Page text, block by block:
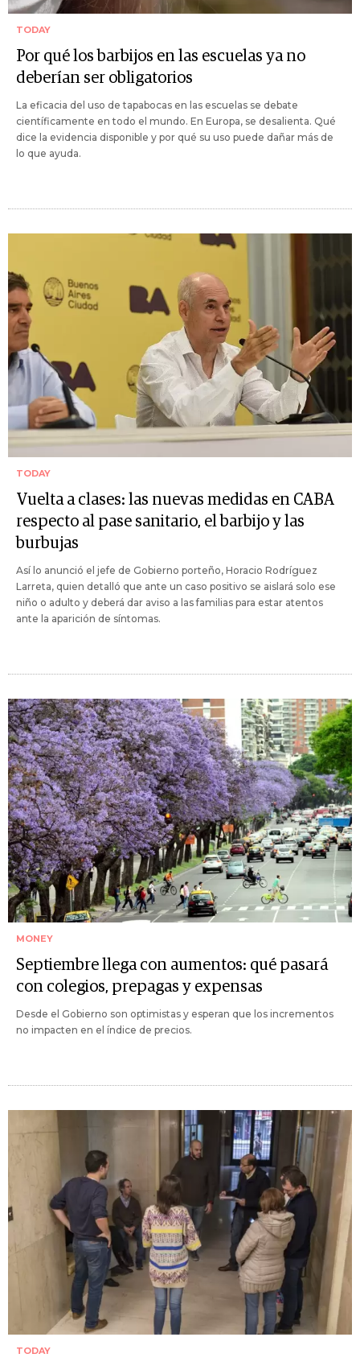
TODAY
Por qué los barbijos en las escuelas ya no
deberían ser obligatorios
La eficacia del uso de tapabocas en las escuelas se debate
científicamente en todo el mundo. En Europa, se desalienta. Qué
dice la evidencia disponible y por qué su uso puede dañar más de
lo que ayuda.
TODAY
Vuelta a clases: las nuevas medidas en CABA
respecto al pase sanitario, el barbijo y las
burbujas
Así lo anunció el jefe de Gobierno porteño, Horacio Rodríguez
Larreta, quien detalló que ante un caso positivo se aislará solo ese
niño o adulto y deberá dar aviso a las familias para estar atentos
ante la aparición de síntomas.
MONEY
Septiembre llega con aumentos: qué pasará
con colegios, prepagas y expensas
Desde el Gobierno son optimistas y esperan que los incrementos
no impacten en el índice de precios.
TODAY